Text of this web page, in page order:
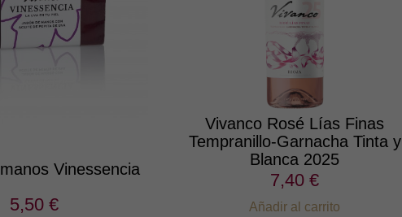
Vinessencia
5,50 €
Vivanco Rosé Lías Finas
Tempranillo-Garnacha Tinta y
Blanca 2025
7,40 €
Añadir al carrito